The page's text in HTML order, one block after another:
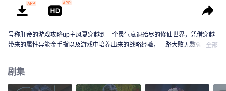
号称肝帝的游戏攻略up主风夏穿越到一个灵气衰退殆尽的修仙世界，凭借穿越
带来的属性异能金手指以及游戏中培养出来的战略经验，一路大败无数强敌，
的迫害，并复苏了玄元世界的天地灵气；玄元世界灵气复苏后，界外势力将玄
元世界视为一块肥肉，开始抢夺。为保此界安宁，风夏与尘海老祖携手弑神，
全部
剧集